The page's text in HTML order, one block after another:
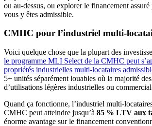
ou au-dessus, ou explorer le financement
vous y êtes admissible.
CMHC pour l’industriel multi-
Voici quelque chose que la plupart des
le programme MLI Select de la CMHC peut
propriétés industrielles multi-locataires
5+ unités séparément louables où la majorité
d’utilisations légères industrielles ou
Quand ça fonctionne, l’industriel multi-
CMHC peut atteindre jusqu’à 85 % LTV aux
énorme avantage sur le financement